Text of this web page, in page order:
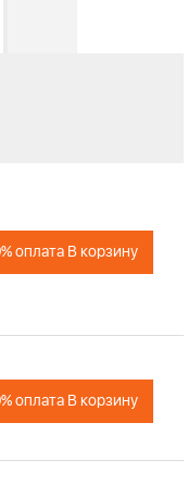
оплата В корзину
оплата В корзину